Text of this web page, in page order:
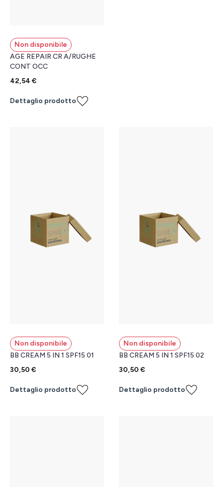
Non disponibile
AGE REPAIR CR A/RUGHE
CONT OCC
42,54 €
Dettaglio prodotto
Non disponibile
BB CREAM 5 IN 1 SPF15 01
30,50 €
Dettaglio prodotto
Non disponibile
BB CREAM 5 IN 1 SPF15 02
30,50 €
Dettaglio prodotto